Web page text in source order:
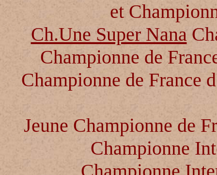
et
Ch.Une Super Nana
Championne de
Championne de France
Jeune Championne de
Championne